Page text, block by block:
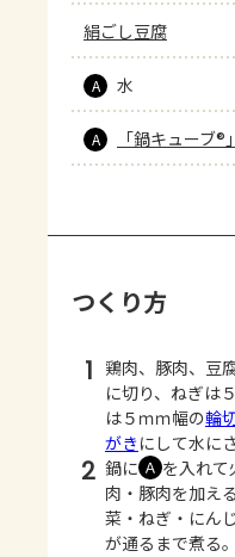
絹ごし豆腐
A 水
A 「鍋キューブ
つくり方
1 鶏肉、豚肉、豆
に切り、ねぎは
は５ｍｍ幅の輪
がきにして水に
2 鍋に Ａ を入れて
肉・豚肉を加え
菜・ねぎ・にん
が通るまで煮る。